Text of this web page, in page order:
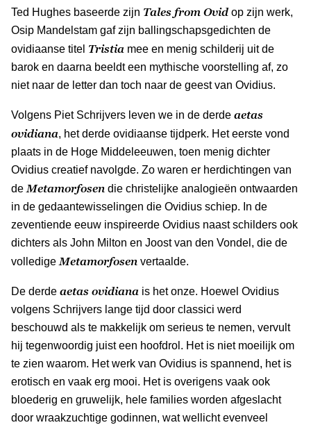
Ted Hughes baseerde zijn Tales from Ovid op zijn werk,
Osip Mandelstam gaf zijn ballingschapsgedichten de
ovidiaanse titel Tristia mee en menig schilderij uit de
barok en daarna beeldt een mythische voorstelling af, zo
niet naar de letter dan toch naar de geest van Ovidius.
Volgens Piet Schrijvers leven we in de derde aetas
ovidiana, het derde ovidiaanse tijdperk. Het eerste vond
plaats in de Hoge Middeleeuwen, toen menig dichter
Ovidius creatief navolgde. Zo waren er herdichtingen van
de Metamorfosen die christelijke analogieën ontwaarden
in de gedaantewisselingen die Ovidius schiep. In de
zeventiende eeuw inspireerde Ovidius naast schilders ook
dichters als John Milton en Joost van den Vondel, die de
volledige Metamorfosen vertaalde.
De derde aetas ovidiana is het onze. Hoewel Ovidius
volgens Schrijvers lange tijd door classici werd
beschouwd als te makkelijk om serieus te nemen, vervult
hij tegenwoordig juist een hoofdrol. Het is niet moeilijk om
te zien waarom. Het werk van Ovidius is spannend, het is
erotisch en vaak erg mooi. Het is overigens vaak ook
bloederig en gruwelijk, hele families worden afgeslacht
door wraakzuchtige godinnen, wat wellicht evenveel